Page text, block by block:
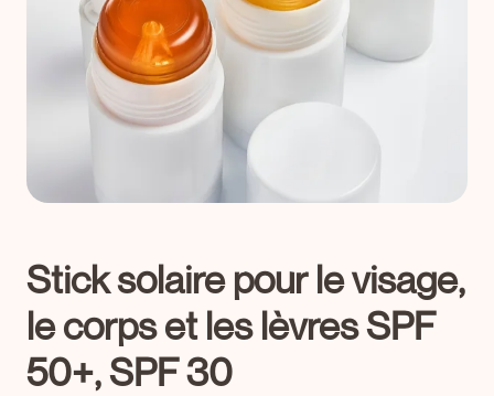
Stick solaire pour le visage,
le corps et les lèvres SPF
50+, SPF 30